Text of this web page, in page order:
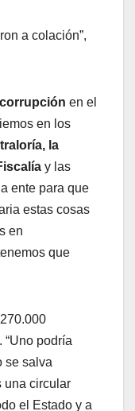
a colación”,
en el
en los
la
y las
ente para que
estas cosas
en
que
podría
se salva
una circular
el Estado y a